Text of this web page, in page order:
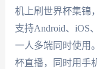
机上刷世界杯集锦
支持Android、iOS
一人多端同时使用
杯直播，同时用手